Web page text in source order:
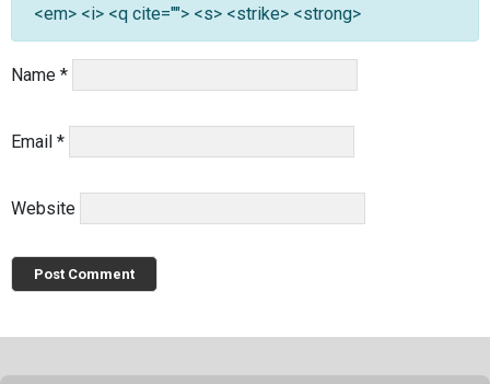
<em> <i> <q cite=""> <s> <strike> <strong>
Name *
Email *
Website